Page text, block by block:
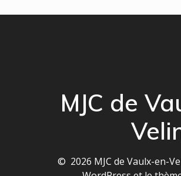
MJC de
© 2026 MJC de Vaulx-en-